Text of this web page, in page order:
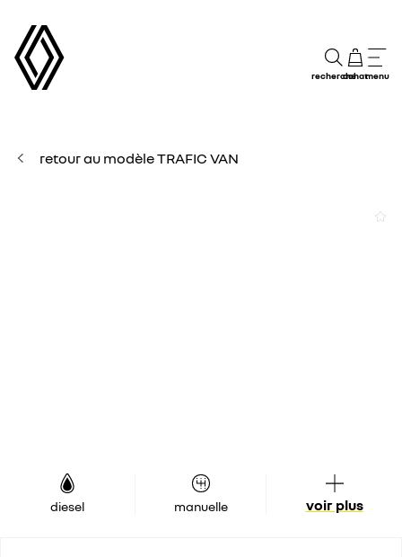
rechercheachatmenu
retour au modèle TRAFIC VAN
diesel manuelle voir plus